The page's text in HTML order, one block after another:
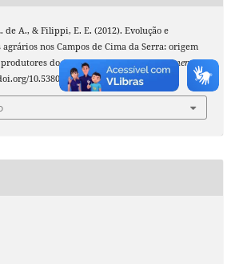
A., & Filippi, E. E. (2012). Evolução e
nos Campos de Cima da Serra: origem
do Queijo Serrano.Desenvolvimento E
10.5380/dma.v26i0.26460